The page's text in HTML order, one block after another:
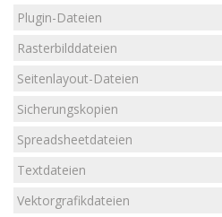
Plugin-Dateien
Rasterbilddateien
Seitenlayout-Dateien
Sicherungskopien
Spreadsheetdateien
Textdateien
Vektorgrafikdateien